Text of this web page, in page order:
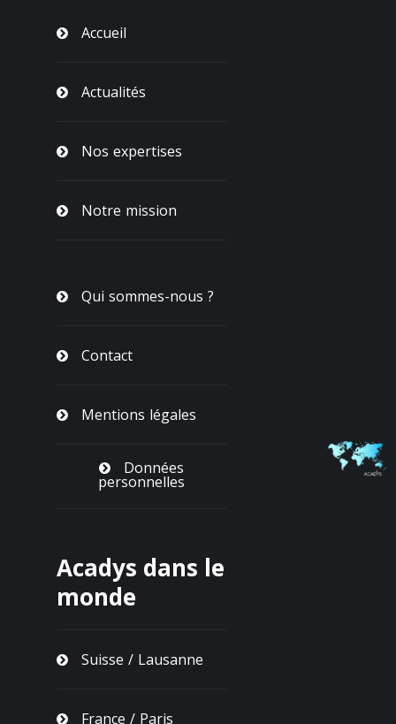
Accueil
Actualités
Nos expertises
Notre mission
Qui sommes-nous ?
Contact
Mentions légales
Données
personnelles
Acadys dans le
monde
Suisse / Lausanne
France / Paris